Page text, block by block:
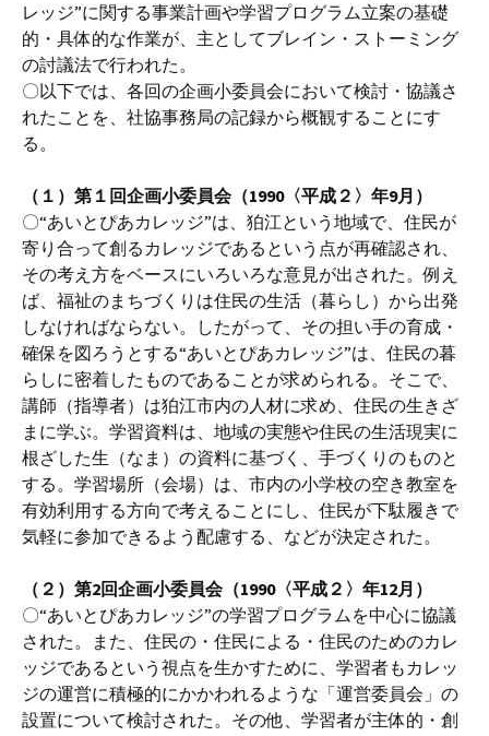
レッジ”に関する事業計画や学習プログラム立案の基礎
的・具体的な作業が、主としてブレイン・ストーミング
の討議法で行われた。
〇以下では、各回の企画小委員会において検討・協議さ
れたことを、社協事務局の記録から概観することにす
る。
（１）第１回企画小委員会（1990〈平成２〉年9月）
〇“あいとぴあカレッジ”は、狛江という地域で、住民が
寄り合って創るカレッジであるという点が再確認され、
その考え方をベースにいろいろな意見が出された。例え
ば、福祉のまちづくりは住民の生活（暮らし）から出発
しなければならない。したがって、その担い手の育成・
確保を図ろうとする“あいとぴあカレッジ”は、住民の暮
らしに密着したものであることが求められる。そこで、
講師（指導者）は狛江市内の人材に求め、住民の生きざ
まに学ぶ。学習資料は、地域の実態や住民の生活現実に
根ざした生（なま）の資料に基づく、手づくりのものと
する。学習場所（会場）は、市内の小学校の空き教室を
有効利用する方向で考えることにし、住民が下駄履きで
気軽に参加できるよう配慮する、などが決定された。
（２）第2回企画小委員会（1990〈平成２〉年12月）
〇“あいとぴあカレッジ”の学習プログラムを中心に協議
された。また、住民の・住民による・住民のためのカレ
ッジであるという視点を生かすために、学習者もカレッ
ジの運営に積極的にかかわれるような「運営委員会」の
設置について検討された。その他、学習者が主体的・創